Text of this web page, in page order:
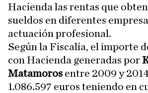
Hacienda las rentas que
sueldos en diferentes
actuación profesional.
Según la Fiscalía, el importe
con Hacienda generadas por
Matamoros entre 2009 y
1.086.597 euros teniendo en